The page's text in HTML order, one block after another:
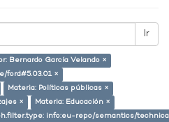
Ir
Bernardo García Velando ×
ford#5.03.01 ×
Materia: Políticas públicas ×
×
Materia: Educación ×
info:eu-repo/semantics/